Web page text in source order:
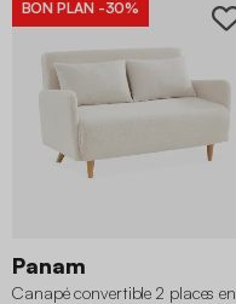
BON PLAN -30%
Panam
Canapé convertible 2 places en